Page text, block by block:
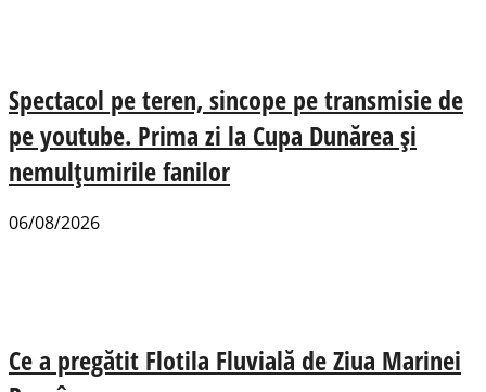
Spectacol pe teren, sincope pe transmisie de
pe youtube. Prima zi la Cupa Dunărea și
nemulțumirile fanilor
06/08/2026
Ce a pregătit Flotila Fluvială de Ziua Marinei